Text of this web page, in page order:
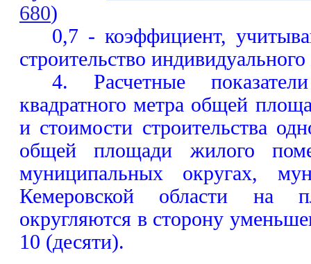
680)
0,7 - коэффициент,
строительство
4. Расчетные
квадратного метра общей
и стоимости строительства
общей площади жилого
муниципальных округах,
Кемеровской области на
округляются в сторону
10 (десяти).